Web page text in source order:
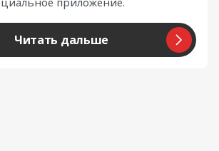
Читать дальше